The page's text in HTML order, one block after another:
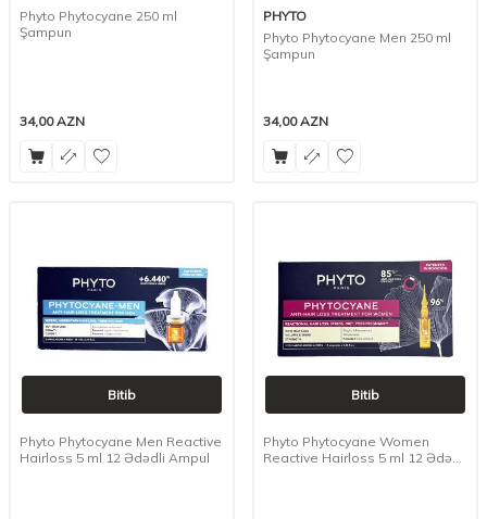
Phyto Phytocyane 250 ml
Şampun
34,00AZN
PHYTO
Phyto Phytocyane Men 250 ml
Şampun
34,00AZN
Bitib
Phyto Phytocyane Men Reactive
Hairloss 5 ml 12 Ədədli Ampul
Bitib
Phyto Phytocyane Women
Reactive Hairloss 5 ml 12 Ədədli